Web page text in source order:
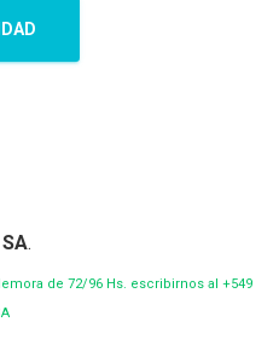
.
de 72/96 Hs. escribirnos al +549